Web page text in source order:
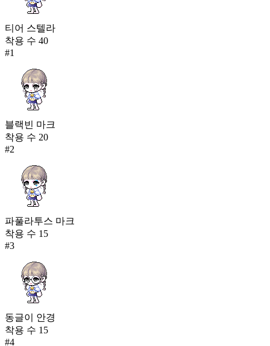
티어 스텔라
착용 수 40
#1
블랙빈 마크
착용 수 20
#2
파풀라투스 마크
착용 수 15
#3
동글이 안경
착용 수 15
#4